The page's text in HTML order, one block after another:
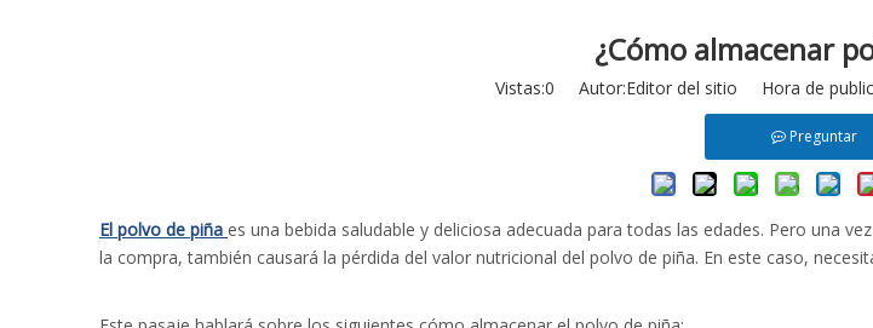
¿Cómo almacenar
Vistas:0 Autor:Editor del sitio Hora de
Preguntar
El polvo de piña es una bebida saludable y deliciosa adecuada para todas las edades. Pero una
la compra, también causará la pérdida del valor nutricional del polvo de piña. En este caso,